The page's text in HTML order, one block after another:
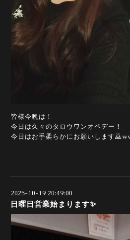
皆様今晩は！
今日は久々のタロウワンオペデー！
今日はお手柔らかにお願いします
2025-10-19 20:49:00
日曜日営業始まります✨